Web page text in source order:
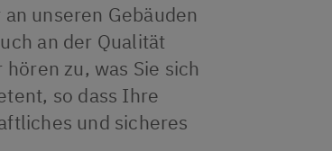
unseren Gebäuden
an der Qualität
zu, was Sie sich
so dass Ihre
und sicheres